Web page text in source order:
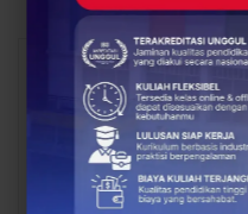
You Might Also Like
BERITA